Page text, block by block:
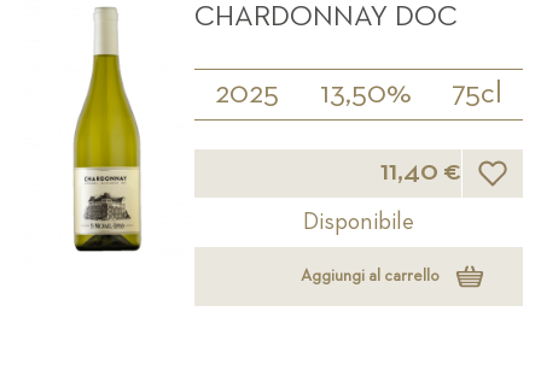
CHARDONNAY DOC
2025 13,50% 75cl
11,40 € Lista
Disponibile
Aggiungi al carrello